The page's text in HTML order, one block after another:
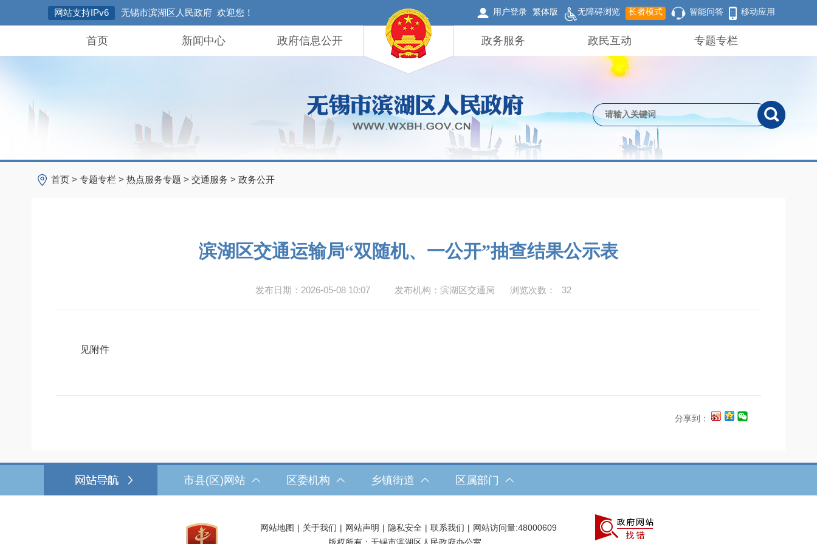
网站支持IPv6 无锡市滨湖区人民政府 欢迎您！ 用户登录 繁体版 无障碍浏览 长者模式 智能问答 移动应用
首页 新闻中心 政府信息公开 政务服务 政民互动 专题专栏
首页 > 专题专栏 > 热点服务专题 > 交通服务 > 政务公开
滨湖区交通运输局“双随机、一公开”抽查结果公示表
发布日期：2026-05-08 10:07 发布机构：滨湖区交通局 浏览次数： 32
见附件
分享到：
市县(区)网站 区委机构 乡镇街道 区属部门
网站地图 | 关于我们 | 网站声明 | 隐私安全 | 联系我们 | 网站访问量:48000609